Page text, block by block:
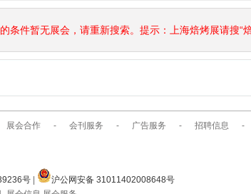
条件暂无展会，请重新搜索。提示：上海焙烤展请搜“焙
展会合作 - 会刊服务 - 广告服务 - 招聘信息 -
号
沪公网安备 31011402008648号